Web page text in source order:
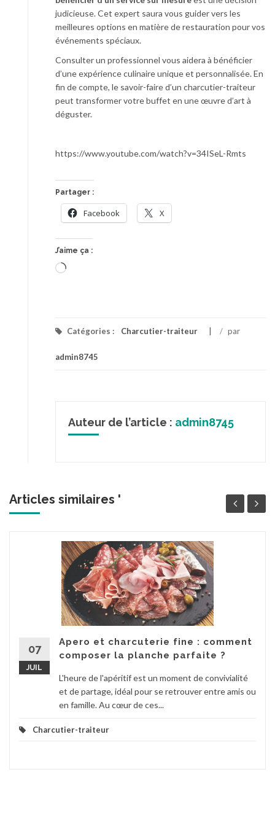
judicieuse. Cet expert saura vous guider vers les
meilleures options en matière de restauration pour vos
événements spéciaux.
Consulter un professionnel vous aidera à bénéficier
d’une expérience culinaire unique et personnalisée. En
fin de compte, le savoir-faire d’un charcutier-traiteur
peut transformer votre buffet en une œuvre d’art à
déguster.
https://www.youtube.com/watch?v=34ISeL-Rmts
Partager :
Facebook X
J’aime ça :
Chargement…
Catégories : Charcutier-traiteur / par
admin8745
Auteur de l’article : admin8745
Articles similaires '
07
JUIL
Apero et charcuterie fine : comment
composer la planche parfaite ?
L'heure de l'apéritif est un moment de convivialité
et de partage, idéal pour se retrouver entre amis ou
en famille. Au cœur de ces...
Charcutier-traiteur